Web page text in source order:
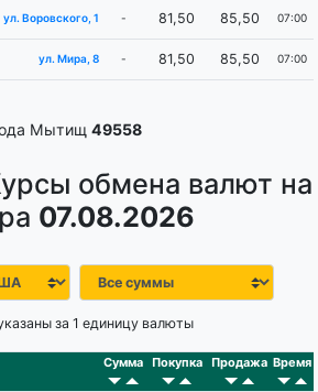
ул. Воровского, 1 - 81,50 85,50 07:00
ул. Мира, 8 - 81,50 85,50 07:00
Мытищ 49558
обмена валют на
07.08.2026
за 1 единицу валюты
Сумма Покупка Продажа Время